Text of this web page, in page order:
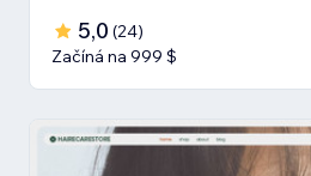
5,0 (24)
Začíná na 999 $